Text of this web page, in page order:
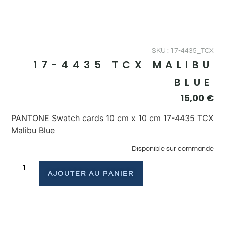
SKU : 17-4435_TCX
17-4435 TCX MALIBU
BLUE
15,00 €
PANTONE Swatch cards 10 cm x 10 cm 17-4435 TCX
Malibu Blue
Disponible sur commande
AJOUTER AU PANIER